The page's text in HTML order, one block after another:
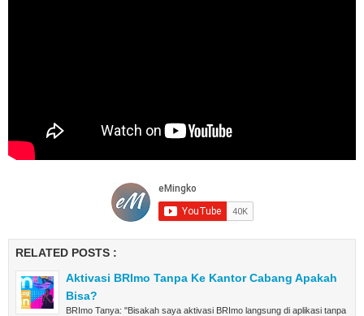
RELATED POSTS :
Aktivasi BRImo Tanpa Ke Kantor Cabang Apakah
Bisa?
BRImo Tanya: "Bisakah saya aktivasi BRImo langsung di aplikasi tanpa